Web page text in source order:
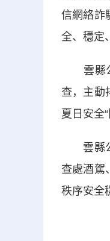
信網絡詐
全、穩定
雲縣公
查，主動
夏日安全“
雲縣公
查處酒駕
秩序安全